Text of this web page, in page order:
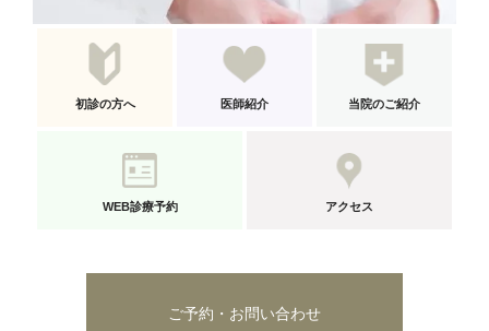
初診の方へ 医師紹介 当院のご紹介
WEB診療予約 アクセス
ご予約・お問い合わせ